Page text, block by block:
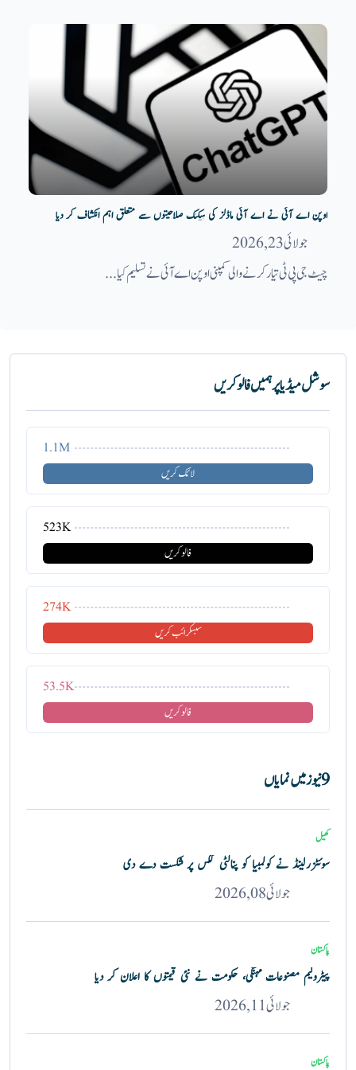
اوپن اے آئی نے اے آئی ماڈلز کی ہیکنگ صلاحیتوں سے متعلق اہم انکشاف کر دیا
جولائی 23, 2026
چیٹ جی پی ٹی تیار کرنے والی کمپنی اوپن اے آئی نے تسلیم کیا...
سوشل میڈیا پر ہمیں فالو کریں
1.1M
لائک کریں
523K
فالو کریں
274K
سبسکرائب کریں
53.5K
فالو کریں
9 نیوز میں نمایاں
کھیل
سوئٹزرلینڈ نے کولمبیا کو پنالٹی ککس پر شکست دے دی
جولائی 08, 2026
پاکستان
پیٹرولیم مصنوعات مہنگی، حکومت نے نئی قیمتوں کا اعلان کر دیا
جولائی 11, 2026
پاکستان